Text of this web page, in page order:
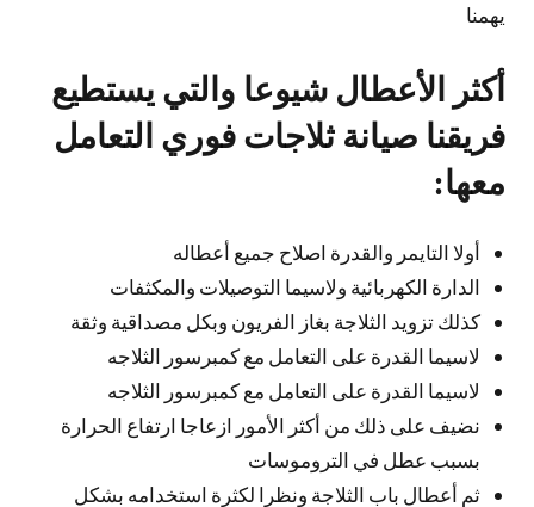
يهمنا
أكثر الأعطال شيوعا والتي يستطيع
فريقنا صيانة ثلاجات فوري التعامل
معها:
أولا التايمر والقدرة اصلاح جميع أعطاله
الدارة الكهربائية ولاسيما التوصيلات والمكثفات
كذلك تزويد الثلاجة بغاز الفريون وبكل مصداقية وثقة
لاسيما القدرة على التعامل مع كمبرسور الثلاجه
لاسيما القدرة على التعامل مع كمبرسور الثلاجه
نضيف على ذلك من أكثر الأمور ازعاجا ارتفاع الحرارة
بسبب عطل في التروموسات
ثم أعطال باب الثلاجة ونظرا لكثرة استخدامه بشكل